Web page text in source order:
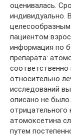
оценивалась.
индивидуально.
пациентом
информация по
препарата:
относительно
исследований
описано не
отрицательного
атомоксетина
путем